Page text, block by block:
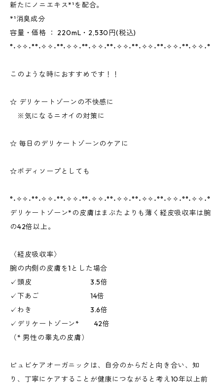
新たにノニエキス*¹を配合。
*¹消臭成分
容量・価格 ： 220mL・2,530円(税込)
°˖✧✧˖°°˖✧✧˖°°˖✧✧˖°°˖✧✧˖°°˖✧✧˖°°˖✧✧˖°°˖✧✧˖°°˖✧✧˖°
このような時におすすめです！！
☆ デリケートゾーンの不快感に
※気になるニオイの対策に
☆ 毎日のデリケートゾーンのケアに
☆ボディソープとしても
°˖✧✧˖°°˖✧✧˖°°˖✧✧˖°°˖✧✧˖°°˖✧✧˖°°˖✧✧˖°°˖✧✧˖°°˖✧✧˖°
デリケートゾーン*の皮膚はまぶたよりも薄く経皮吸収率は腕
の42倍以上。
〈経皮吸収率〉
腕の内側の皮膚を1とした場合
✓頭皮 3.5倍
✓下あご 14倍
✓わき 3.6倍
✓デリケートゾーン* 42倍
（* 男性の睾丸の皮膚）
ピュビケアオーガニックは、自分のからだと向き合い、知
り、丁寧にケアすることが健康につながると考え10年以上前